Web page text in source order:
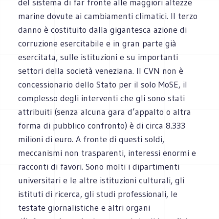
del sistema di far fronte alle maggiori altezze
marine dovute ai cambiamenti climatici. Il terzo
danno è costituito dalla gigantesca azione di
corruzione esercitabile e in gran parte già
esercitata, sulle istituzioni e su importanti
settori della società veneziana. Il CVN non è
concessionario dello Stato per il solo MoSE, il
complesso degli interventi che gli sono stati
attribuiti (senza alcuna gara d’appalto o altra
forma di pubblico confronto) è di circa 8.333
milioni di euro. A fronte di questi soldi,
meccanismi non trasparenti, interessi enormi e
racconti di favori. Sono molti i dipartimenti
universitari e le altre istituzioni culturali, gli
istituti di ricerca, gli studi professionali, le
testate giornalistiche e altri organi